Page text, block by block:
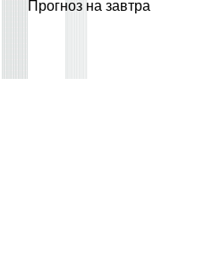
Прогноз на завтра